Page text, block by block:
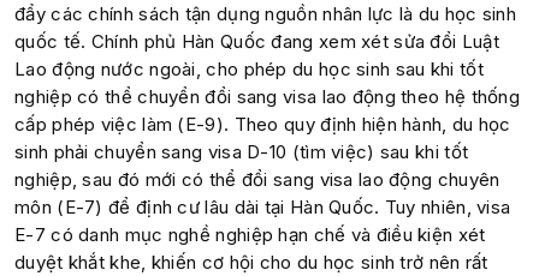
đẩy các chính sách tận dụng nguồn nhân lực là du học sinh
quốc tế. Chính phủ Hàn Quốc đang xem xét sửa đổi Luật
Lao động nước ngoài, cho phép du học sinh sau khi tốt
nghiệp có thể chuyển đổi sang visa lao động theo hệ thống
cấp phép việc làm (E-9). Theo quy định hiện hành, du học
sinh phải chuyển sang visa D-10 (tìm việc) sau khi tốt
nghiệp, sau đó mới có thể đổi sang visa lao động chuyên
môn (E-7) để định cư lâu dài tại Hàn Quốc. Tuy nhiên, visa
E-7 có danh mục nghề nghiệp hạn chế và điều kiện xét
duyệt khắt khe, khiến cơ hội cho du học sinh trở nên rất